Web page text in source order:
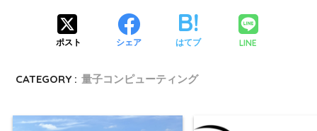
ポスト シェア はてブ LINE
CATEGORY : 量子コンピューティング